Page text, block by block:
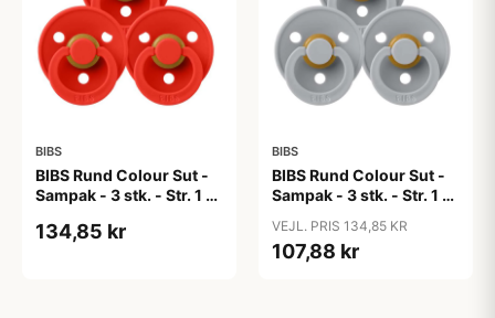
BIBS
BIBS Rund Colour Sut -
Sampak - 3 stk. - Str. 1 -
134,85 kr
BIBS
BIBS Rund Colour Sut -
Sampak - 3 stk. - Str. 1 -
VEJL. PRIS 134,85 KR
107,88 kr